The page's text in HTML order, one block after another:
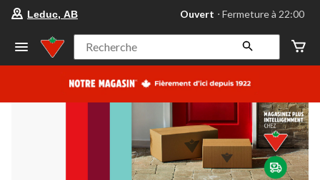
votre
préféré
Leduc,
AB,
courament
Fermeture
à
22:00
cliquer
pour
changer
Leduc, AB Ouvert ⋅ Fermeture à 22:00
Recherche